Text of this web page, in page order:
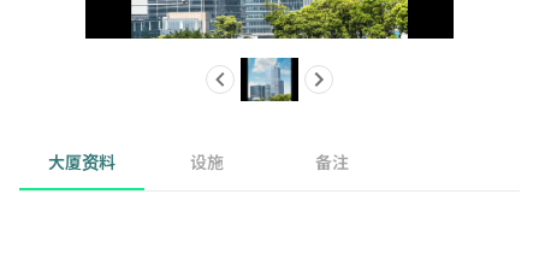
大厦资料 设施 备注